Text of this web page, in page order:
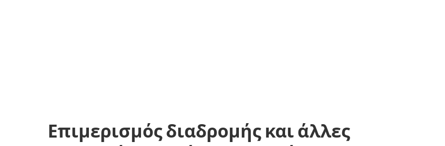
Επιμερισμός διαδρομής και άλλες